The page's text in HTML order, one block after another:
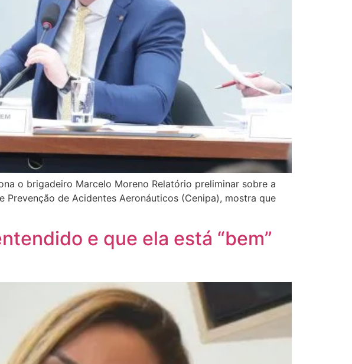
o brigadeiro Marcelo Moreno Relatório preliminar sobre a
de Acidentes Aeronáuticos (Cenipa), mostra que
e que ela está “bem”